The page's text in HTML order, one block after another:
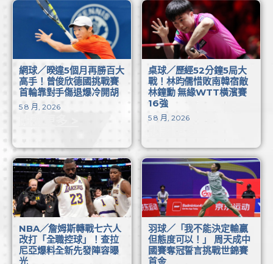
網球／暌違5個月再勝百大
高手！曾俊欣德國挑戰賽
首輪靠對手傷退爆冷開胡
5 8 月, 2026
桌球／歷經52分鐘5局大
戰！林昀儒惜敗南韓宿敵
林鐘勳 無緣WTT橫濱賽
16強
5 8 月, 2026
NBA／詹姆斯轉戰七六人
改打「全職控球」！查拉
尼亞爆料全新先發陣容曝
光
羽球／「我不能決定輸贏
但態度可以！」 周天成中
國賽奪冠誓言挑戰世錦賽
首金